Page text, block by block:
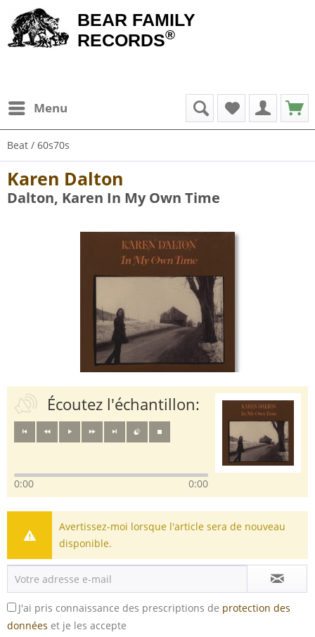
BEAR FAMILY
RECORDS®
Menu
Beat / 60s70s
Karen Dalton
Dalton, Karen In My Own Time
Écoutez l'échantillon:
0:00 0:00
Avertissez-moi lorsque l'article sera de nouveau
disponible.
J'ai pris connaissance des prescriptions de protection des
données et je les accepte